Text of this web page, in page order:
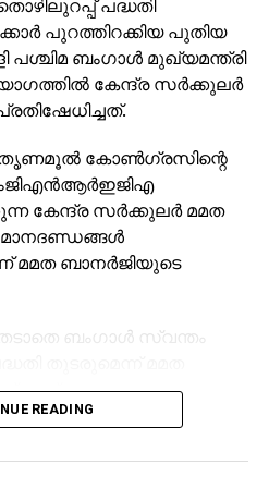
ത്രിപുര
പദ്ധതി
പുറത്തിറക്കിയ പുതിയ
പശ്ചിമ ബംഗാള്‍ മുഖ്യമന്ത്രി
കേന്ദ്ര സര്‍ക്കുലര്‍
തൃണമൂല്‍ കോണ്‍ഗ്രസിന്റെ
കേന്ദ്ര സര്‍ക്കുലര്‍ മമത
മാനദണ്ഡങ്ങള്‍
മമത ബാനര്‍ജിയുടെ
ബംഗാള്‍ സ്വന്തം
മുമ്പ് സംസ്ഥാനത്തെ
പിയുടെ
മമത
READING